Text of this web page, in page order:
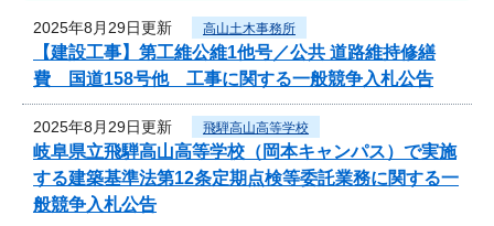
2025年8月29日更新 高山土木事務所
【建設工事】第工維公維1他号／公共 道路維持修繕
費 国道158号他 工事に関する一般競争入札公告
2025年8月29日更新 飛騨高山高等学校
岐阜県立飛騨高山高等学校（岡本キャンパス）で実施
する建築基準法第12条定期点検等委託業務に関する一
般競争入札公告